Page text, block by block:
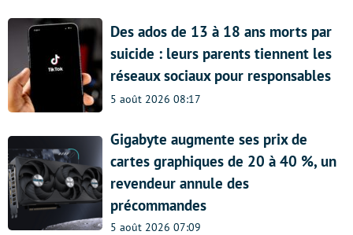
Des ados de 13 à 18 ans morts par
suicide : leurs parents tiennent les
réseaux sociaux pour responsables
5 août 2026 08:17
Gigabyte augmente ses prix de
cartes graphiques de 20 à 40 %, un
revendeur annule des
précommandes
5 août 2026 07:09